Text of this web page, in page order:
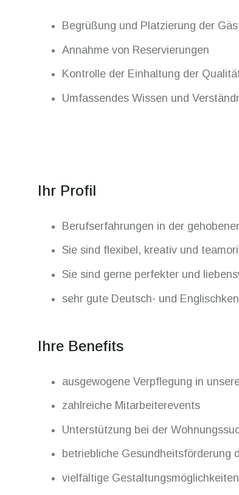
Begrüßung und Platzierung der
Annahme von Reservierungen
Kontrolle der Einhaltung der
Umfassendes Wissen und
Ihr Profil
Berufserfahrungen in der
Sie sind flexibel, kreativ und
Sie sind gerne perfekter und
sehr gute Deutsch- und
Ihre Benefits
ausgewogene Verpflegung in
zahlreiche Mitarbeiterevents
Unterstützung bei der
betriebliche Gesundheitsförderung
vielfältige Gestaltungsmöglichkeiten